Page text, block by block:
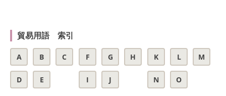
貿易用語 索引
A B C
D E
F G H
I J
K L M
N O